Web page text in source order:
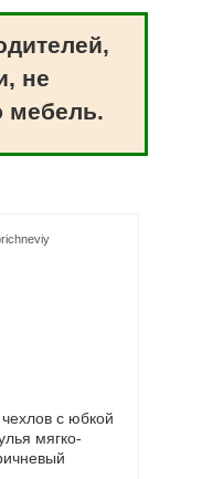
не
мебель.
с юбкой
мягко-